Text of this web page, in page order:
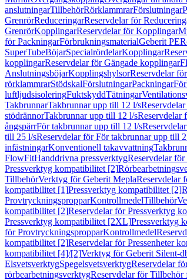
anslutningarTillbehörRörklammrarFörslutningar
GrenrörReduceringarReservdelar för
GrenrörKopplingarReservdelar för Kopplingar
för PackningarFörbrukningsmaterialGeberit PE
SuperTubeBöjarSpecialrördelarKopplingar
kopplingarReservdelar för Gängade kopplingar
AnslutningsböjarKopplingshylsorReservdelar
rörklammrarStödskalFörslutningarPackningar
luftljudsisoleringFuktskyddTätningar
TakbrunnarTakbrunnar upp till 12 l/s
stödrännorTakbrunnar upp till 12 l/sReservdelar
ångspärrFör takbrunnar upp till 12 l/s
till 25 l/sReservdelar för För takbrunnar upp till
infästningarKonventionell takavvattning
FlowFitHanddrivna pressverktygReservdelar
Pressverktyg kompatibilitet [2]
TillbehörVerktyg för Geberit MeplaReservdelar
kompatibilitet [1]Pressverktyg kompatibilitet [2]
ProvtryckningspropparKontrollmedelTillbehör
kompatibilitet [2]Reservdelar för Pressverktyg
Pressverktyg kompatibilitet [2XL]Pressverktyg
för ProvtryckningspropparKontrollmedel
kompatibilitet [2]Reservdelar för Pressenheter
kompatibilitet [4]/[2]Verktyg för Geberit Silent-
ElsvetsverktygSpegelsvetsverktygReservdelar
rörbearbetningsverktygReservdelar för